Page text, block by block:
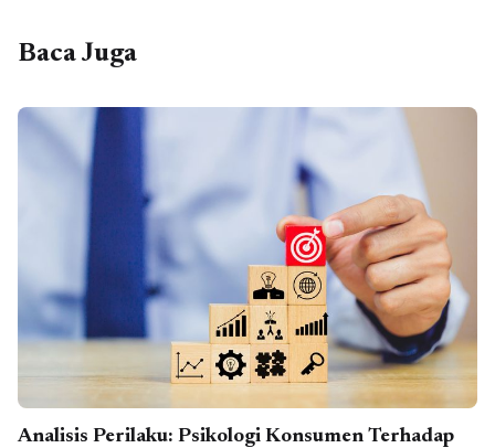
Baca Juga
Analisis Perilaku: Psikologi Konsumen Terhadap